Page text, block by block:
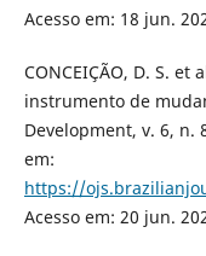
Acesso em: 18 jun.
CONCEIÇÃO, D. S. et
instrumento de
Development, v. 6, n.
em:
https://
Acesso em: 20 jun.